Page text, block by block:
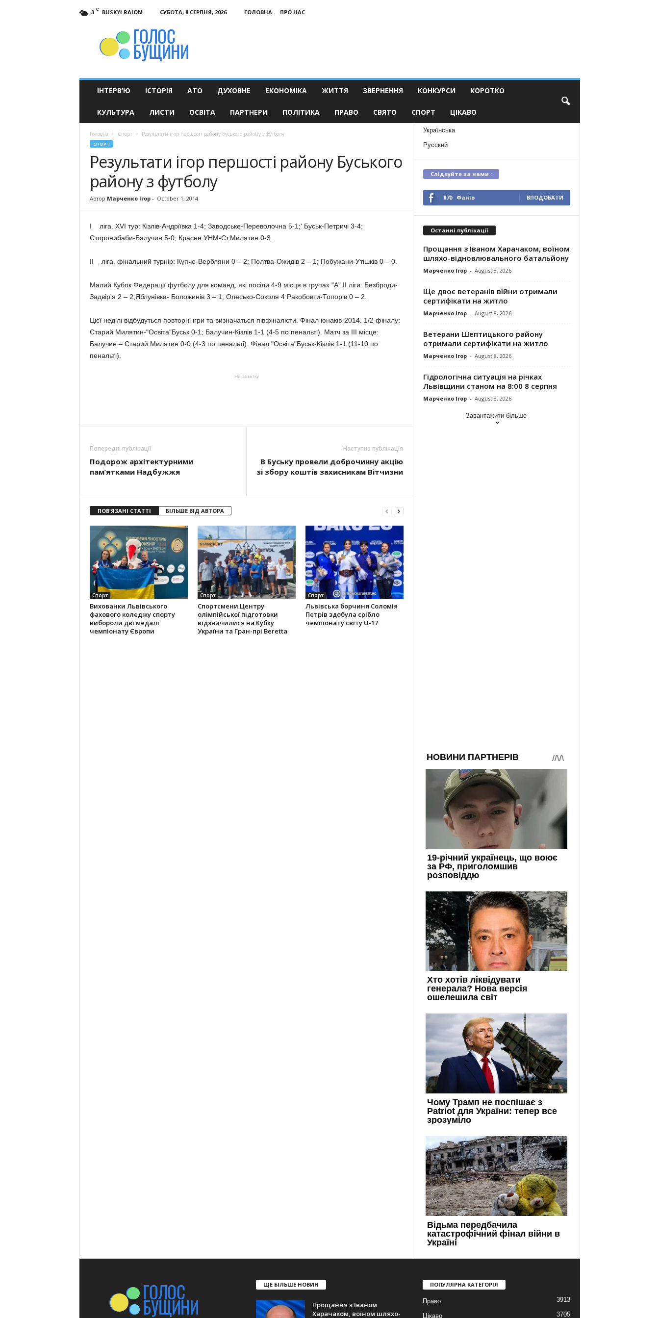
3 C BUSKYI RAION СУБОТА, 8 СЕРПНЯ, 2026 ГОЛОВНА
ПРО НАС
ІНТЕРВ’Ю ІСТОРІЯ АТО ДУХОВНЕ ЕКОНОМІКА ЖИТТЯ ЗВЕРНЕННЯ КОНКУРСИ КОРОТКО
КУЛЬТУРА ЛИСТИ ОСВІТА ПАРТНЕРИ ПОЛІТИКА ПРАВО СВЯТО СПОРТ ЦІКАВО
Головна Спорт Результати ігор першості району Буського району з футболу
СПОРТ
Результати ігор першості району Буського
району з футболу
Автор Марченко Ігор- October 1, 2014
I ліга. XVI тур: Кізлів-Андріївка 1-4; Заводське-Переволочна 5-1;' Буськ-Петричі 3-4;
Сторонибаби-Балучин 5-0; Красне УНМ-Ст.Милятин 0-3.
II ліга. фінальний турнір: Купче-Вербляни 0 – 2; Полтва-Ожидів 2 – 1; Побужани-Утішків 0 – 0.
Малий Кубок Федерації футболу для команд, які посіли 4-9 місця в групах "А" II ліги: Безброди-
Задвір'я 2 – 2;Яблунівка- Боложинів 3 – 1; Олесько-Соколя 4 Ракобовти-Топорів 0 – 2.
Цієї неділі відбудуться повторні ігри та визначаться півфіналісти. Фінал юнаків-2014. 1/2 фіналу:
Старий Милятин-"Освіта"Буськ 0-1; Балучин-Кізлів 1-1 (4-5 по пенальті). Матч за III місце:
Балучин – Старий Милятин 0-0 (4-3 по пенальті). Фінал "Освіта"Буськ-Кізлів 1-1 (11-10 по
пенальті).
На замітку
Попередні публікації
Подорож архітектурними
пам’ятками Надбужжя
Наступна публікація
В Буську провели доброчинну акцію
зі збору коштів захисникам Вітчизни
ПОВ'ЯЗАНІ СТАТТІ БІЛЬШЕ ВІД АВТОРА
Спорт
Вихованки Львівського
фахового коледжу спорту
вибороли дві медалі
чемпіонату Європи
Спорт
Спортсмени Центру
олімпійської підготовки
відзначилися на Кубку
України та Гран-прі Beretta
Спорт
Львівська борчиня Соломія
Петрів здобула срібло
чемпіонату світу U-17
Українська
Русский
Слідкуйте за нами :
870 Фанів ВПОДОБАТИ
Останні публікації
Прощання з Іваном Харачаком, воїном
шляхо-відновлювального батальйону
Марченко Ігор - August 8, 2026
Ще двоє ветеранів війни отримали
сертифікати на житло
Марченко Ігор - August 8, 2026
Ветерани Шептицького району
отримали сертифікати на житло
Марченко Ігор - August 8, 2026
Гідрологічна ситуація на річках
Львівщини станом на 8:00 8 серпня
Марченко Ігор - August 8, 2026
Завантажити більше
ЩЕ БІЛЬШЕ НОВИН
Прощання з Іваном
Харачаком, воїном шляхо-
ПОПУЛЯРНА КАТЕГОРІЯ
Право 3913
Цікаво 3705